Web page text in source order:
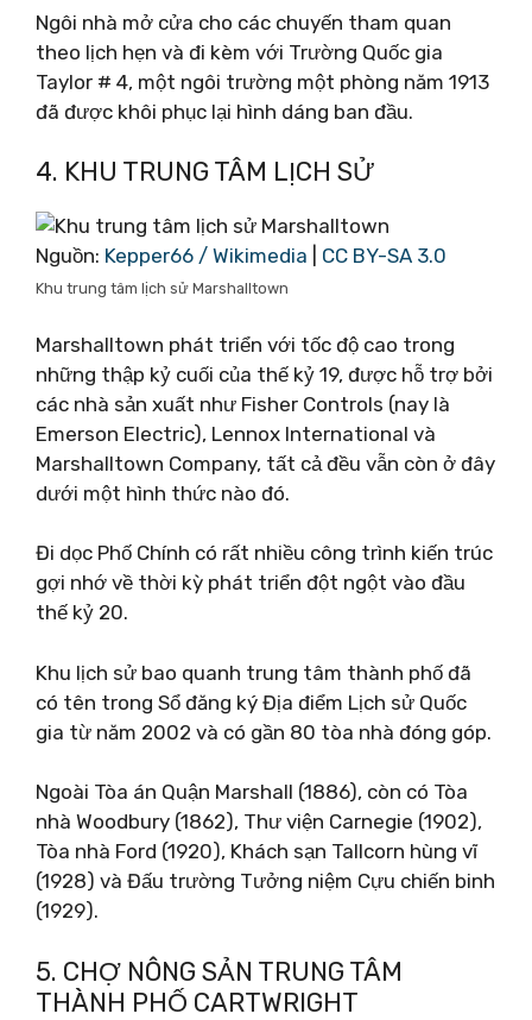
Ngôi nhà mở cửa cho các chuyến tham quan
theo lịch hẹn và đi kèm với Trường Quốc gia
Taylor # 4, một ngôi trường một phòng năm 1913
đã được khôi phục lại hình dáng ban đầu.
4. KHU TRUNG TÂM LỊCH SỬ
Nguồn: Kepper66 / Wikimedia CC BY-SA 3.0
Khu trung tâm lịch sử Marshalltown
Marshalltown phát triển với tốc độ cao trong
những thập kỷ cuối của thế kỷ 19, được hỗ trợ bởi
các nhà sản xuất như Fisher Controls (nay là
Emerson Electric), Lennox International và
Marshalltown Company, tất cả đều vẫn còn ở đây
dưới một hình thức nào đó.
Đi dọc Phố Chính có rất nhiều công trình kiến ​​trúc
gợi nhớ về thời kỳ phát triển đột ngột vào đầu
thế kỷ 20.
Khu lịch sử bao quanh trung tâm thành phố đã
có tên trong Sổ đăng ký Địa điểm Lịch sử Quốc
gia từ năm 2002 và có gần 80 tòa nhà đóng góp.
Ngoài Tòa án Quận Marshall (1886), còn có Tòa
nhà Woodbury (1862), Thư viện Carnegie (1902),
Tòa nhà Ford (1920), Khách sạn Tallcorn hùng vĩ
(1928) và Đấu trường Tưởng niệm Cựu chiến binh
(1929).
5. CHỢ NÔNG SẢN TRUNG TÂM
THÀNH PHỐ CARTWRIGHT